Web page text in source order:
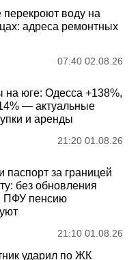
перекроют воду на
адреса ремонтных
07:40 02.08.26
на юге: Одесса +138%,
— актуальные
и аренды
21:20 01.08.26
паспорт за границей
без обновления
ПФУ пенсию
21:10 01.08.26
ударил по ЖК